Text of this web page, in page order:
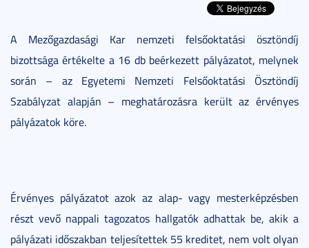
A Mezőgazdasági Kar nemzeti felsőoktatási ösztöndíj
bizottsága értékelte a 16 db beérkezett pályázatot, melynek
során – az Egyetemi Nemzeti Felsőoktatási Ösztöndíj
Szabályzat alapján – meghatározásra került az érvényes
pályázatok köre.
Érvényes pályázatot azok az alap- vagy mesterképzésben
részt vevő nappali tagozatos hallgatók adhattak be, akik a
pályázati időszakban teljesítettek 55 kreditet, nem volt olyan